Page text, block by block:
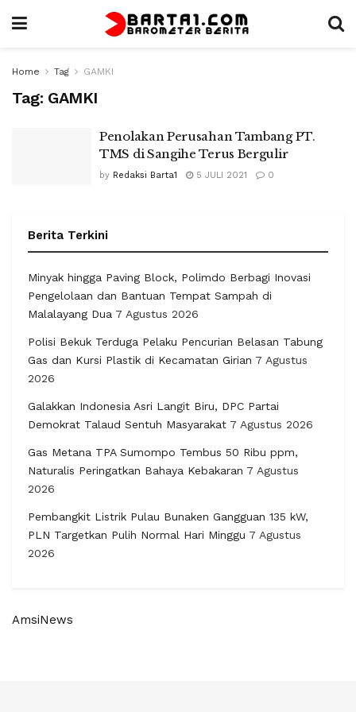
Home Tag GAMKI
Tag: GAMKI
Penolakan Perusahan Tambang PT.
TMS di Sangihe Terus Bergulir
by Redaksi Barta1 5 JULI 2021 0
Berita Terkini
Minyak hingga Paving Block, Polimdo Berbagi Inovasi
Pengelolaan dan Bantuan Tempat Sampah di
Malalayang Dua 7 Agustus 2026
Polisi Bekuk Terduga Pelaku Pencurian Belasan Tabung
Gas dan Kursi Plastik di Kecamatan Girian 7 Agustus
2026
Galakkan Indonesia Asri Langit Biru, DPC Partai
Demokrat Talaud Sentuh Masyarakat 7 Agustus 2026
Gas Metana TPA Sumompo Tembus 50 Ribu ppm,
Naturalis Peringatkan Bahaya Kebakaran 7 Agustus
2026
Pembangkit Listrik Pulau Bunaken Gangguan 135 kW,
PLN Targetkan Pulih Normal Hari Minggu 7 Agustus
2026
AmsiNews